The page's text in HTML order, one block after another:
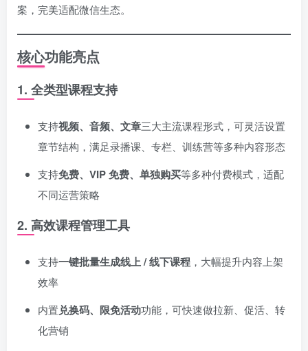
案，完美适配微信生态。
核心功能亮点
1. 全类型课程支持
支持视频、音频、文章三大主流课程形式，可灵活设置
章节结构，满足录播课、专栏、训练营等多种内容形态
支持免费、VIP 免费、单独购买等多种付费模式，适配
不同运营策略
2. 高效课程管理工具
支持一键批量生成线上 / 线下课程 ，大幅提升内容上架
效率
内置兑换码、限免活动功能，可快速做拉新、促活、转
化营销